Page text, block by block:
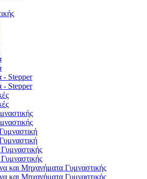
- Stepper
- Stepper
και Μηχανήματα Γυμναστικής
και Μηχανήματα Γυμναστικής